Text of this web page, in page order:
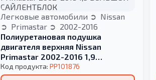
Легковые автомобили
Nissan
Primastar
2002-2016
Полиуретановая подушка
двигателя верхняя Nissan
Primastar 2002-2016 1,9
БОЛЬШОЙ САЙЛЕНТБЛОК
Код продукта: PP101876